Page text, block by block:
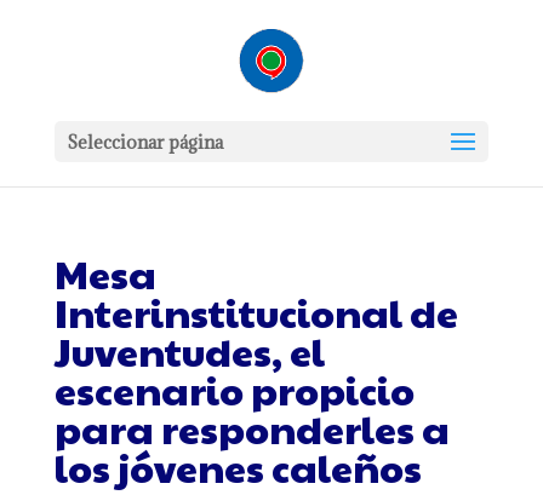
Seleccionar página
Mesa
Interinstitucional de
Juventudes, el
escenario propicio
para responderles a
los jóvenes caleños